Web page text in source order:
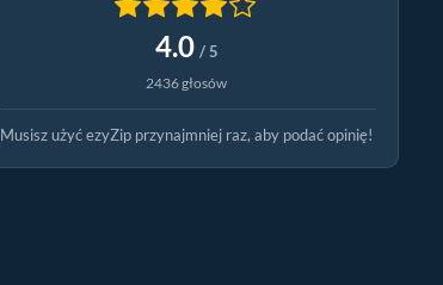
4.0 / 5
2436 głosów
Musisz użyć ezyZip przynajmniej raz, aby podać opinię!